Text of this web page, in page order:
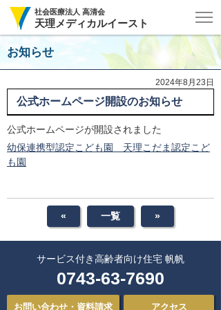
社会医療法人 高清会
天理メディカルイースト
お知らせ
2024年8月23日
公式ホームページ開設のお知らせ
公式ホームページが開設されました
幼保連携型認定こども園 天理こだま認定こど
も園
« 一覧 »
サービス付き高齢者向け住宅 帆帆
0743-63-7690
お問い合わせ・資料請求 アクセス